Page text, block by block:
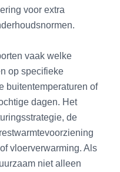
voor extra
vaak welke
op specifieke
buitentemperaturen of
dagen. Het
de
vloerverwarming. Als
niet alleen